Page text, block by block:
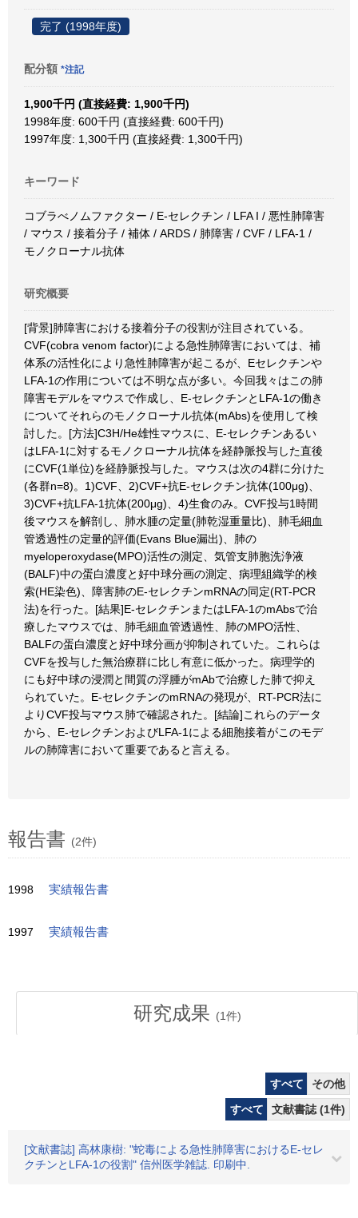
完了 (1998年度)
配分額 *注記
1,900千円 (直接経費: 1,900千円)
1998年度: 600千円 (直接経費: 600千円)
1997年度: 1,300千円 (直接経費: 1,300千円)
キーワード
コブラべノムファクター / E-セレクチン / LFA I / 悪性肺障害
/ マウス / 接着分子 / 補体 / ARDS / 肺障害 / CVF / LFA-1 /
モノクローナル抗体
研究概要
[背景]肺障害における接着分子の役割が注目されている。
CVF(cobra venom factor)による急性肺障害においては、補
体系の活性化により急性肺障害が起こるが、Eセレクチンや
LFA-1の作用については不明な点が多い。今回我々はこの肺
障害モデルをマウスで作成し、E-セレクチンとLFA-1の働き
についてそれらのモノクローナル抗体(mAbs)を使用して検
討した。[方法]C3H/He雄性マウスに、E-セレクチンあるい
はLFA-1に対するモノクローナル抗体を経静脈投与した直後
にCVF(1単位)を経静脈投与した。マウスは次の4群に分けた
(各群n=8)。1)CVF、2)CVF+抗E-セレクチン抗体(100μg)、
3)CVF+抗LFA-1抗体(200μg)、4)生食のみ。CVF投与1時間
後マウスを解剖し、肺水腫の定量(肺乾湿重量比)、肺毛細血
管透過性の定量的評価(Evans Blue漏出)、肺の
myeloperoxydase(MPO)活性の測定、気管支肺胞洗浄液
(BALF)中の蛋白濃度と好中球分画の測定、病理組織学的検
索(HE染色)、障害肺のE-セレクチンmRNAの同定(RT-PCR
法)を行った。[結果]E-セレクチンまたはLFA-1のmAbsで治
療したマウスでは、肺毛細血管透過性、肺のMPO活性、
BALFの蛋白濃度と好中球分画が抑制されていた。これらは
CVFを投与した無治療群に比し有意に低かった。病理学的
にも好中球の浸潤と間質の浮腫がmAbで治療した肺で抑え
られていた。E-セレクチンのmRNAの発現が、RT-PCR法に
よりCVF投与マウス肺で確認された。[結論]これらのデータ
から、E-セレクチンおよびLFA-1による細胞接着がこのモデ
ルの肺障害において重要であると言える。
報告書 (2件)
1998 実績報告書
1997 実績報告書
研究成果 (1件)
すべて
その他
すべて
文献書誌 (1件)
[文献書誌] 高林康樹: "蛇毒による急性肺障害におけるE-セレ
クチンとLFA-1の役割" 信州医学雑誌. 印刷中.